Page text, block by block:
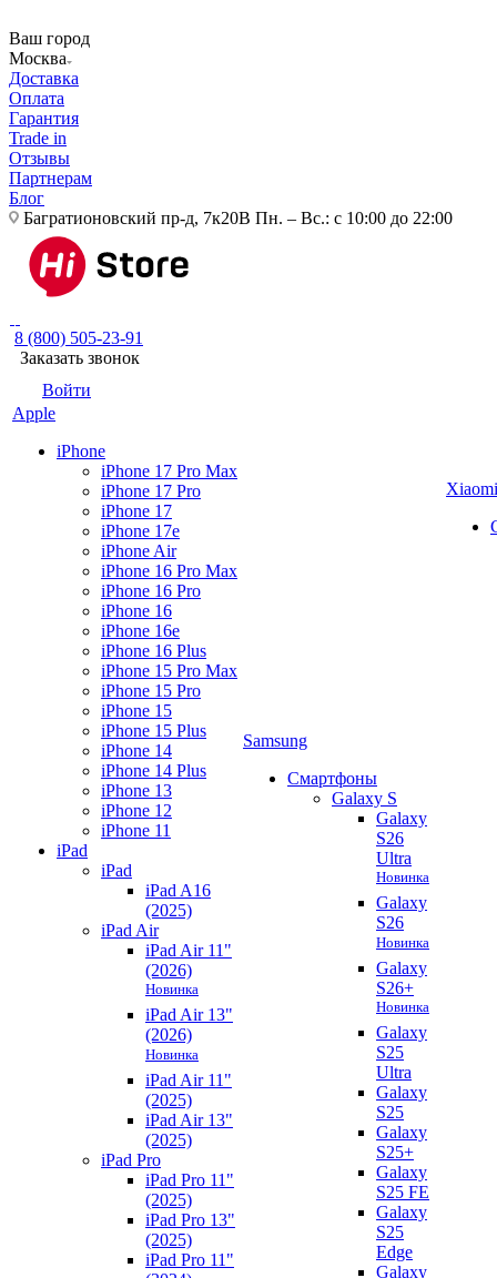
Ваш город
Москва
Доставка
Оплата
Гарантия
Trade in
Отзывы
Партнерам
Блог
Багратионовский пр-д, 7к20В Пн. – Вс.: с 10:00 до 22:00
8 (800) 505-23-91
Заказать звонок
Войти
Apple
iPhone
iPhone 17 Pro Max
iPhone 17 Pro
iPhone 17
iPhone 17e
iPhone Air
iPhone 16 Pro Max
iPhone 16 Pro
iPhone 16
iPhone 16e
iPhone 16 Plus
iPhone 15 Pro Max
iPhone 15 Pro
iPhone 15
iPhone 15 Plus
iPhone 14
iPhone 14 Plus
iPhone 13
iPhone 12
iPhone 11
iPad
iPad
iPad A16
(2025)
iPad Air
iPad Air 11"
(2026)
Новинка
iPad Air 13"
(2026)
Новинка
iPad Air 11"
(2025)
iPad Air 13"
(2025)
iPad Pro
iPad Pro 11"
(2025)
iPad Pro 13"
(2025)
iPad Pro 11"
Samsung
Смартфоны
Galaxy S
Galaxy
S26
Ultra
Новинка
Galaxy
S26
Новинка
Galaxy
S26+
Новинка
Galaxy
S25
Ultra
Galaxy
S25
Galaxy
S25+
Galaxy
S25 FE
Galaxy
S25
Edge
Galaxy
Xiaomi